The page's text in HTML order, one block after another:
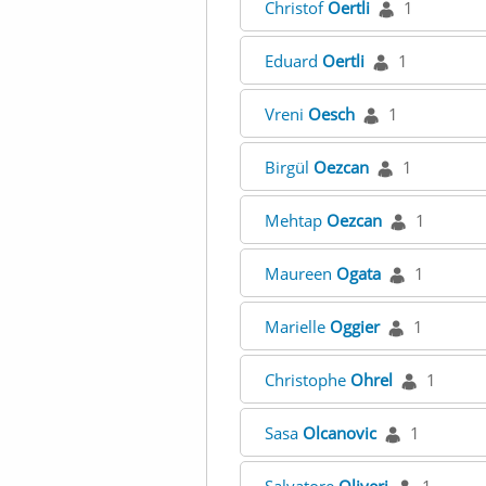
Christof Oertli 1
Eduard Oertli 1
Vreni Oesch 1
Birgül Oezcan 1
Mehtap Oezcan 1
Maureen Ogata 1
Marielle Oggier 1
Christophe Ohrel 1
Sasa Olcanovic 1